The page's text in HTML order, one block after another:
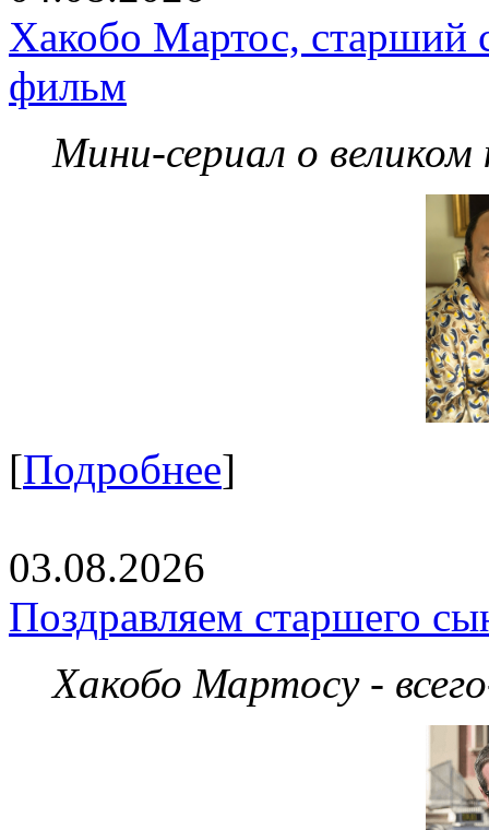
Хакобо Мартос, старший
фильм
Мини-сериал о великом
[Подробнее]
03.08.2026
Поздравляем старшего
Хакобо Мартосу -